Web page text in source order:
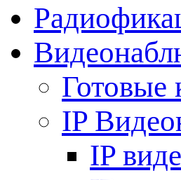
Готовые
IP
IP